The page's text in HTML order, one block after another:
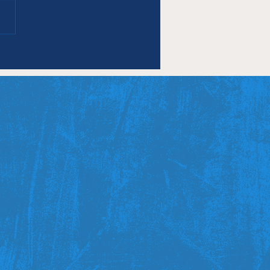
ΝΟΘ ΚΑΙ ΙΩΝΕΣ -
ΕΠΙΚΡΑΤΗΣΑΝ
ΚΑΙ ΝΗΡΕΑΣ